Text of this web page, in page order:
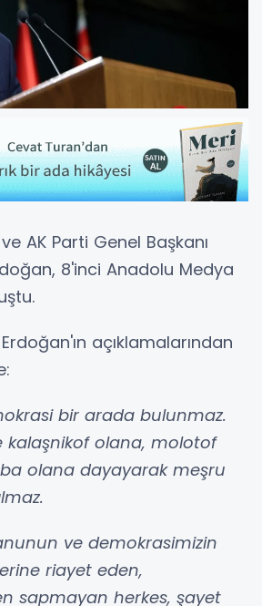
AK Parti Genel Başkanı
8'inci Anadolu Medya
açıklamalarından
bir arada bulunmaz.
kalaşnikof olana, molotof
olana dayayarak meşru
ve demokrasimizin
riayet eden,
sapmayan herkes, şayet